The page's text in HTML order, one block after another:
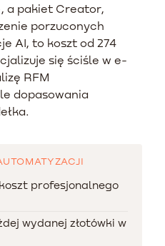
a pakiet Creator,
porzuconych
AI, to koszt od 274
się ściśle w e-
RFM
dopasowania
profesjonalnego
wydanej złotówki w